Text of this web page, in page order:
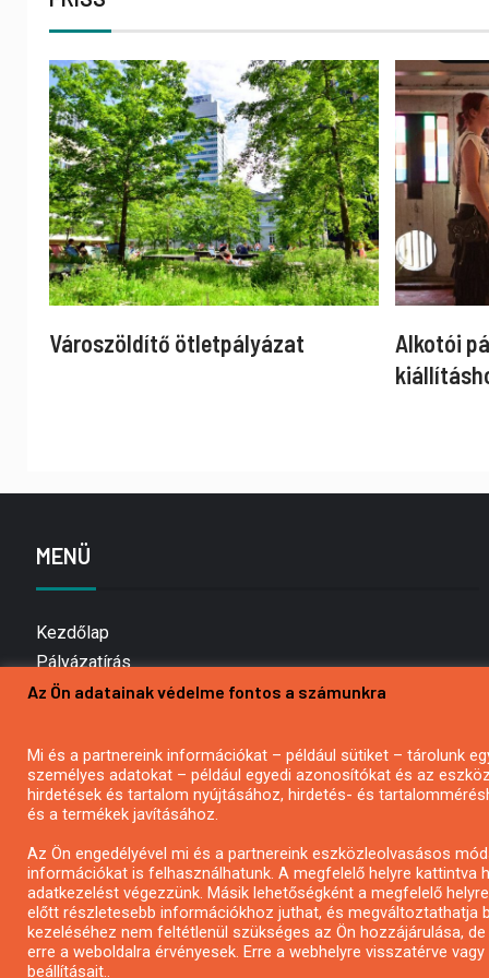
Városzöldítő ötletpályázat
Alkotói
MENÜ
Kezdőlap
Pályázatírás
Bemutatkozás
Hírlevél feliratkozás
Impresszum
Kapcsolat
Az Ön adatainak védelme fontos a számunkra
Mi és a partnereink információkat – például sütiket – tárolunk
személyes adatokat – például egyedi azonosítókat és az
hirdetések és tartalom nyújtásához, hirdetés- és
és a termékek javításához.
Az Ön engedélyével mi és a partnereink eszközleolvasásos
információkat is felhasználhatunk. A megfelelő helyre
adatkezelést végezzünk. Másik lehetőségként a megfelelő
előtt részletesebb információkhoz juthat, és megváltoztathatja
kezeléséhez nem feltétlenül szükséges az Ön hozzájárulása,
erre a weboldalra érvényesek. Erre a webhelyre visszatérve
beállításait..